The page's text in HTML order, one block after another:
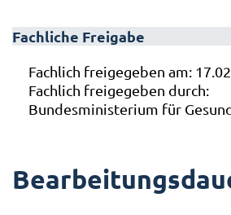
Fachliche Freigabe
Fachlich freigegeben am:
Fachlich freigegeben durch:
Bundesministerium für